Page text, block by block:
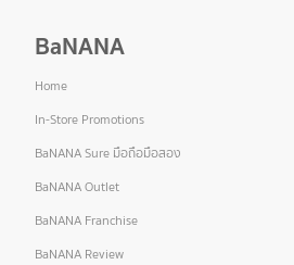
BaNANA
Home
In-Store Promotions
BaNANA Sure มือถือมือสอง
BaNANA Outlet
BaNANA Franchise
BaNANA Review